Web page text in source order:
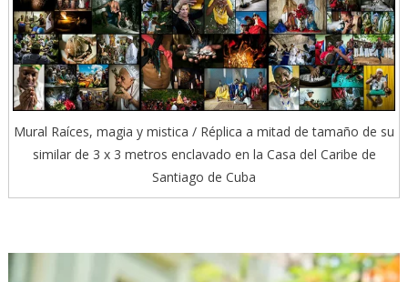
Mural Raíces, magia y mistica / Réplica a mitad de tamaño de su
similar de 3 x 3 metros enclavado en la Casa del Caribe de
Santiago de Cuba